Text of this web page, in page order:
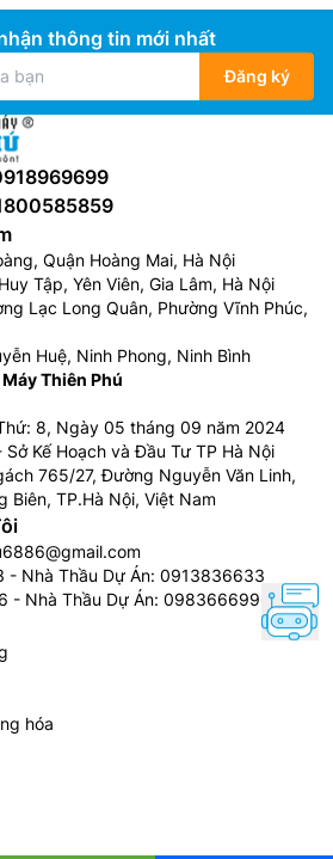
khí này có thể cảm biến không
cảm biến như là: Cảm biến bụi
cảm biến nhiệt độ và cảm biến
chính xác và hiển thị qua màu
cho bạn dễ dàng quan sát.
sinh màng lọc thô
độ ẩm Hitachi EP-L110E(X)
có thể tự vệ sinh cho màng
Giữ cho màng lọc luôn được
đến hiệu quả lọc không khí
gian không cần phải vệ sinh
thông tin mới nhất
Đăng ký
Quận Hoàng Mai, Hà Nội
Tập, Yên Viên, Gia Lâm, Hà Nội
Lạc Long Quân, Phường Vĩnh Phúc,
Huệ, Ninh Phong, Ninh Bình
Thiên Phú
8, Ngày 05 tháng 09 năm 2024
Sở Kế Hoạch và Đầu Tư TP Hà Nội
765/27, Đường Nguyễn Văn Linh,
Biên, TP.Hà Nội, Việt Nam
- Nhà Thầu Dự Án: 0913836633
- Nhà Thầu Dự Án: 0983666996
hóa